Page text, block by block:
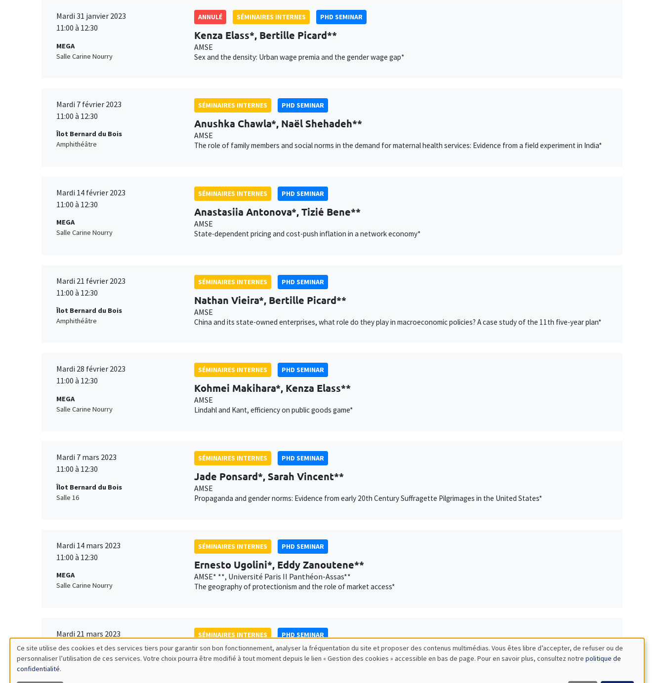
Mardi 31 janvier 2023
11:00 à 12:30
MEGA
Salle Carine Nourry
ANNULÉ SÉMINAIRES INTERNES PHD SEMINAR
Kenza Elass*, Bertille Picard**
AMSE
Sex and the density: Urban wage premia and the gender wage gap*
Mardi 7 février 2023
11:00 à 12:30
Îlot Bernard du Bois
Amphithéâtre
SÉMINAIRES INTERNES PHD SEMINAR
Anushka Chawla*, Naël Shehadeh**
AMSE
The role of family members and social norms in the demand for maternal health services: Evidence from a field experiment in India*
Mardi 14 février 2023
11:00 à 12:30
MEGA
Salle Carine Nourry
SÉMINAIRES INTERNES PHD SEMINAR
Anastasiia Antonova*, Tizié Bene**
AMSE
State-dependent pricing and cost-push inflation in a network economy*
Mardi 21 février 2023
11:00 à 12:30
Îlot Bernard du Bois
Amphithéâtre
SÉMINAIRES INTERNES PHD SEMINAR
Nathan Vieira*, Bertille Picard**
AMSE
China and its state-owned enterprises, what role do they play in macroeconomic policies? A case study of the 11th five-year plan*
Mardi 28 février 2023
11:00 à 12:30
MEGA
Salle Carine Nourry
SÉMINAIRES INTERNES PHD SEMINAR
Kohmei Makihara*, Kenza Elass**
AMSE
Lindahl and Kant, efficiency on public goods game*
Mardi 7 mars 2023
11:00 à 12:30
Îlot Bernard du Bois
Salle 16
SÉMINAIRES INTERNES PHD SEMINAR
Jade Ponsard*, Sarah Vincent**
AMSE
Propaganda and gender norms: Evidence from early 20th Century Suffragette Pilgrimages in the United States*
Mardi 14 mars 2023
11:00 à 12:30
MEGA
Salle Carine Nourry
SÉMINAIRES INTERNES PHD SEMINAR
Ernesto Ugolini*, Eddy Zanoutene**
AMSE* **, Université Paris II Panthéon-Assas**
The geography of protectionism and the role of market access*
Mardi 21 mars 2023
11:00 à 12:15
Îlot Bernard du Bois
Amphithéâtre
SÉMINAIRES INTERNES PHD SEMINAR
Thomas Eisfeld*, Camille Hainnaux**
Utilisation
Ce site utilise des cookies et des services tiers pour garantir son bon fonctionnement, analyser la fréquentation du site et proposer des contenus multimédias. Vous êtes libre d’accepter, de refuser ou de
personnaliser l’utilisation de ces services. Votre choix pourra être modifié à tout moment depuis le lien « Gestion des cookies » accessible en bas de page. Pour en savoir plus, consultez notre politique de
confidentialité.